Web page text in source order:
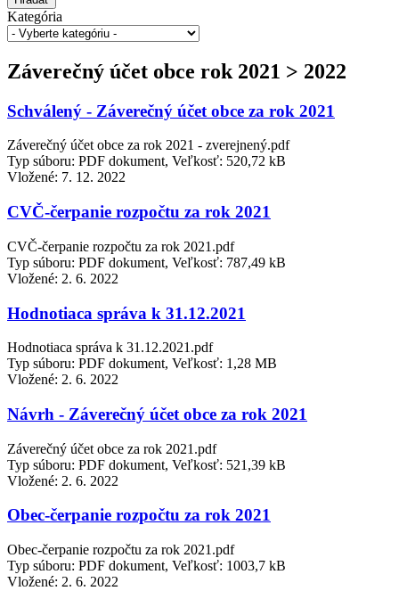
Kategória
Záverečný účet obce rok 2021 > 2022
Schválený - Záverečný účet obce za rok 2021
Záverečný účet obce za rok 2021 - zverejnený.pdf
Typ súboru: PDF dokument, Veľkosť: 520,72 kB
Vložené: 7. 12. 2022
CVČ-čerpanie rozpočtu za rok 2021
CVČ-čerpanie rozpočtu za rok 2021.pdf
Typ súboru: PDF dokument, Veľkosť: 787,49 kB
Vložené: 2. 6. 2022
Hodnotiaca správa k 31.12.2021
Hodnotiaca správa k 31.12.2021.pdf
Typ súboru: PDF dokument, Veľkosť: 1,28 MB
Vložené: 2. 6. 2022
Návrh - Záverečný účet obce za rok 2021
Záverečný účet obce za rok 2021.pdf
Typ súboru: PDF dokument, Veľkosť: 521,39 kB
Vložené: 2. 6. 2022
Obec-čerpanie rozpočtu za rok 2021
Obec-čerpanie rozpočtu za rok 2021.pdf
Typ súboru: PDF dokument, Veľkosť: 1003,7 kB
Vložené: 2. 6. 2022